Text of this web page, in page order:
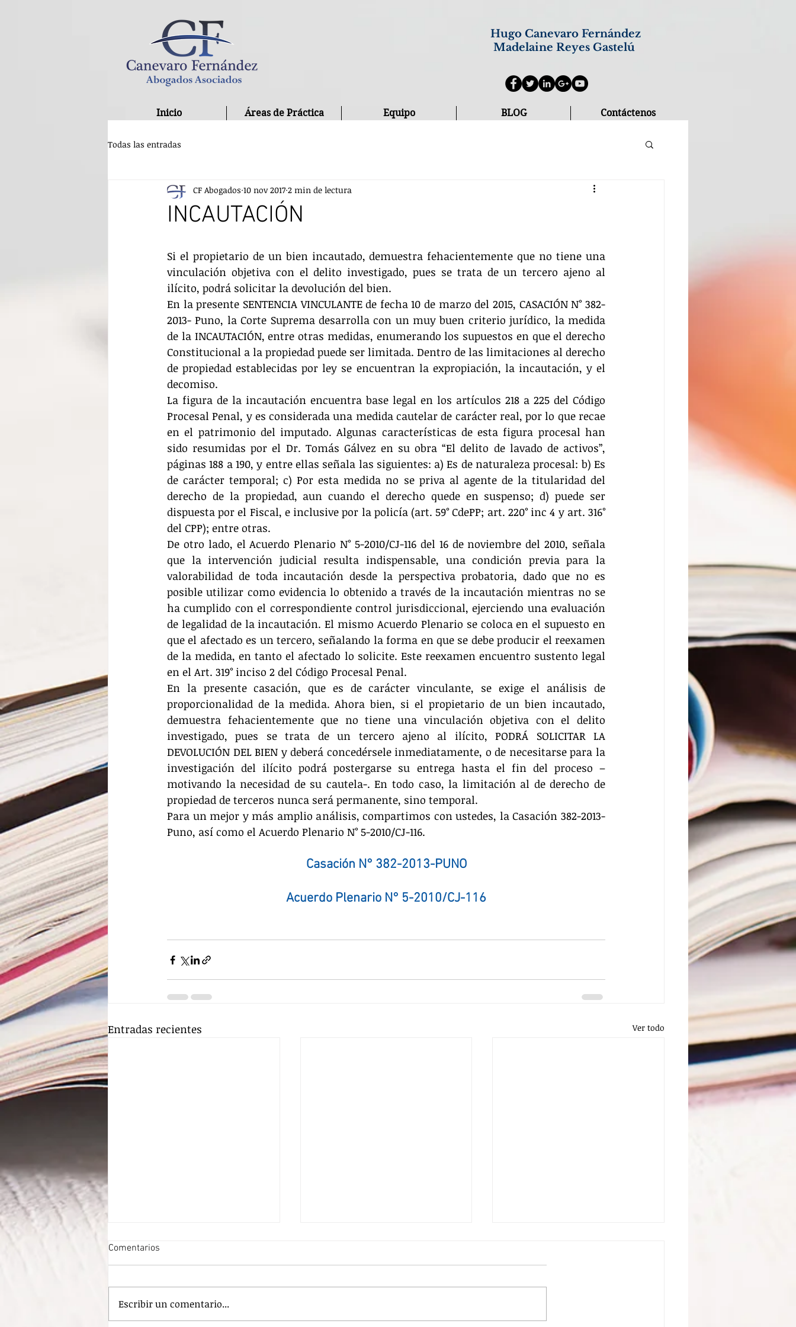
Hugo Canevaro Fernández
Madelaine Reyes Gastelú
Inicio Áreas de Práctica Equipo BLOG Contáctenos
Todas las entradas
INCAUTACIÓN
CF Abogados 10 nov 2017 2 min de lectura
Si el propietario de un bien incautado, demuestra fehacientemente que no tiene una
vinculación objetiva con el delito investigado, pues se trata de un tercero ajeno al
ilícito, podrá solicitar la devolución del bien.
En la presente SENTENCIA VINCULANTE de fecha 10 de marzo del 2015, CASACIÓN N° 382-
2013- Puno, la Corte Suprema desarrolla con un muy buen criterio jurídico, la medida
de la INCAUTACIÓN, entre otras medidas, enumerando los supuestos en que el derecho
Constitucional a la propiedad puede ser limitada. Dentro de las limitaciones al derecho
de propiedad establecidas por ley se encuentran la expropiación, la incautación, y el
decomiso.
La figura de la incautación encuentra base legal en los artículos 218 a 225 del Código
Procesal Penal, y es considerada una medida cautelar de carácter real, por lo que recae
en el patrimonio del imputado. Algunas características de esta figura procesal han
sido resumidas por el Dr. Tomás Gálvez en su obra “El delito de lavado de activos”,
páginas 188 a 190, y entre ellas señala las siguientes: a) Es de naturaleza procesal: b) Es
de carácter temporal; c) Por esta medida no se priva al agente de la titularidad del
derecho de la propiedad, aun cuando el derecho quede en suspenso; d) puede ser
dispuesta por el Fiscal, e inclusive por la policía (art. 59° CdePP; art. 220° inc 4 y art. 316°
del CPP); entre otras.
De otro lado, el Acuerdo Plenario N° 5-2010/CJ-116 del 16 de noviembre del 2010, señala
que la intervención judicial resulta indispensable, una condición previa para la
valorabilidad de toda incautación desde la perspectiva probatoria, dado que no es
posible utilizar como evidencia lo obtenido a través de la incautación mientras no se
ha cumplido con el correspondiente control jurisdiccional, ejerciendo una evaluación
de legalidad de la incautación. El mismo Acuerdo Plenario se coloca en el supuesto en
que el afectado es un tercero, señalando la forma en que se debe producir el reexamen
de la medida, en tanto el afectado lo solicite. Este reexamen encuentro sustento legal
en el Art. 319° inciso 2 del Código Procesal Penal.
En la presente casación, que es de carácter vinculante, se exige el análisis de
proporcionalidad de la medida. Ahora bien, si el propietario de un bien incautado,
demuestra fehacientemente que no tiene una vinculación objetiva con el delito
investigado, pues se trata de un tercero ajeno al ilícito, PODRÁ SOLICITAR LA
DEVOLUCIÓN DEL BIEN y deberá concedérsele inmediatamente, o de necesitarse para la
investigación del ilícito podrá postergarse su entrega hasta el fin del proceso –
motivando la necesidad de su cautela-. En todo caso, la limitación al de derecho de
propiedad de terceros nunca será permanente, sino temporal.
Para un mejor y más amplio análisis, compartimos con ustedes, la Casación 382-2013-
Puno, así como el Acuerdo Plenario N° 5-2010/CJ-116.
Casación N° 382-2013-PUNO
Acuerdo Plenario N° 5-2010/CJ-116
Entradas recientes Ver todo
Comentarios
Escribir un comentario...